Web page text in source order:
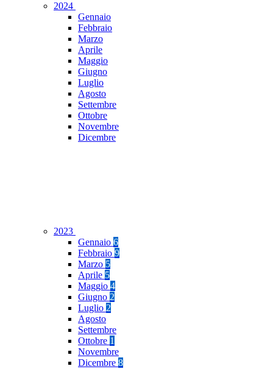
2024
Gennaio
Febbraio
Marzo
Aprile
Maggio
Giugno
Luglio
Agosto
Settembre
Ottobre
Novembre
Dicembre
2023
Gennaio 6
Febbraio 9
Marzo 5
Aprile 5
Maggio 4
Giugno 2
Luglio 2
Agosto
Settembre
Ottobre 1
Novembre
Dicembre 8